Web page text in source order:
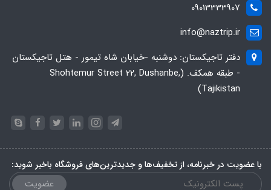
09013333907
info@naztrip.ir
دفتر تاجیکستان: دوشنبه -خیابان شاه تیمور - هتل تاجیکستان
- طبقه همکف. (Shohtemur Street 22, Dushanbe,
Tajikistan)
با عضویت در خبرنامه، از تخفیف‌ها و جدیدترین‌های فروشگاه باخبر شوید:
عضویت